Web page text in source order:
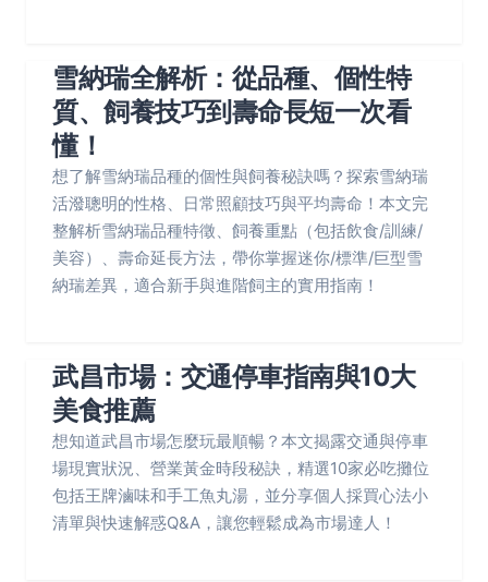
雪納瑞全解析：從品種、個性特
質、飼養技巧到壽命長短一次看
懂！
想了解雪納瑞品種的個性與飼養秘訣嗎？探索雪納瑞
活潑聰明的性格、日常照顧技巧與平均壽命！本文完
整解析雪納瑞品種特徵、飼養重點（包括飲食/訓練/
美容）、壽命延長方法，帶你掌握迷你/標準/巨型雪
納瑞差異，適合新手與進階飼主的實用指南！
武昌市場：交通停車指南與10大
美食推薦
想知道武昌市場怎麼玩最順暢？本文揭露交通與停車
場現實狀況、營業黃金時段秘訣，精選10家必吃攤位
包括王牌滷味和手工魚丸湯，並分享個人採買心法小
清單與快速解惑Q&A，讓您輕鬆成為市場達人！